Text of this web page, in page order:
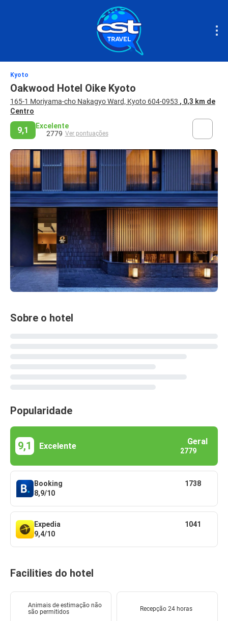
Kyoto
Oakwood Hotel Oike Kyoto
165-1 Moriyama-cho Nakagyo Ward, Kyoto 604-0953 , 0,3 km de
Centro
9,1
Excelente
2779 Ver pontuações
Sobre o hotel
Popularidade
9,1 Excelente Geral
2779
Booking
8,9/10
1738
Expedia
9,4/10
1041
Facilities do hotel
Animais de estimação não
são permitidos
Recepção 24 horas